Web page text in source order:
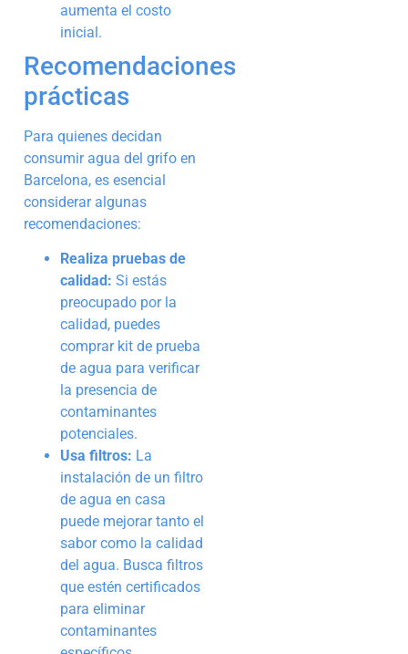
aumenta el costo
inicial.
Recomendaciones
prácticas
Para quienes decidan
consumir agua del grifo en
Barcelona, es esencial
considerar algunas
recomendaciones:
Realiza pruebas de
calidad: Si estás
preocupado por la
calidad, puedes
comprar kit de prueba
de agua para verificar
la presencia de
contaminantes
potenciales.
Usa filtros: La
instalación de un filtro
de agua en casa
puede mejorar tanto el
sabor como la calidad
del agua. Busca filtros
que estén certificados
para eliminar
contaminantes